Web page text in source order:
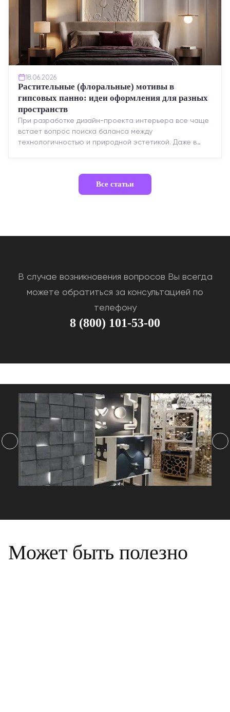
18.06.2026
Растительные (флоральные) мотивы в
гипсовых панно: идеи оформления для разных
пространств
При разработке дизайн-проекта интерьера все чаще
встает вопрос поиска баланса между
технологичностью и природной эстетикой. Даже в
Все статьи
В случае возникновения вопросов Вы всегда
можете обратиться за консультацией по
телефону
8 (800) 101-53-00
Может быть полезно